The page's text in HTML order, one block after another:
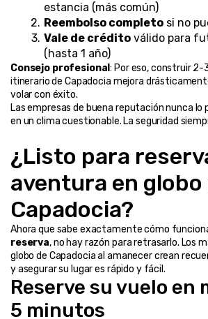
estancia (más común)
Reembolso completo si no
Vale de crédito válido para
(hasta 1 año)
Consejo profesional: Por eso, construir 2-
itinerario de Capadocia mejora
volar con éxito.
Las empresas de buena reputación nunca lo
en un clima cuestionable. La seguridad
¿Listo para
aventura en globo
Capadocia?
Ahora que sabe exactamente cómo
reserva, no hay razón para retrasarlo. Los
globo de Capadocia al amanecer crean
y asegurar su lugar es rápido y fácil.
Reserve su vuelo en
5 minutos